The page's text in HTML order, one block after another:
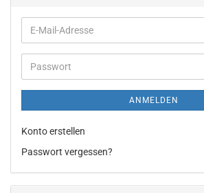
E-
Mail-
Adresse
Passwort
ANMELDEN
Konto erstellen
Passwort vergessen?